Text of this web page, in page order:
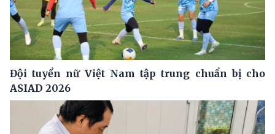
Đội tuyển nữ Việt Nam tập trung chuẩn bị cho
ASIAD 2026